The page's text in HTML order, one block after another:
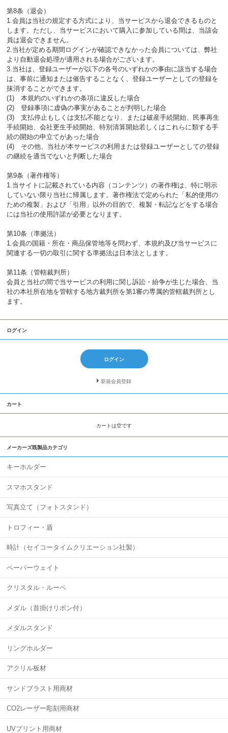
第8条（退会）
1.会員は当社の規定する方式により、当サービスから退会できるものと
します。ただし、当サービスにおいて購入に参加している間は、当該会
員は退会できません。
2.当社が定める期間ログインが確認できなかった会員については、弊社
より自動退会処理が適用される場合がございます。
3.当社は、登録ユーザーが以下の各号のいずれかの事由に該当する場合
は、事前に通知または催告することなく、登録ユーザーとしての登録を
抹消することができます。
(1) 本規約のいずれかの条項に違反した場合
(2) 登録事項に虚偽の事実があることが判明した場合
(3) 支払停止もしくは支払不能となり、または破産手続開始、民事再生
手続開始、会社更生手続開始、特別清算開始若しくはこれらに類する手
続の開始の申立てがあった場合
(4) その他、当社が本サービスの利用または登録ユーザーとしての登録
の継続を適当でないと判断した場合
第9条（著作権等）
1.当サイトに記載されている内容（コンテンツ）の著作権は、特に明示
していない限り当社に帰属します。著作権法で定められた「私的使用の
ための複製」および「引用」以外の目的で、複製・転記などをする場合
には当社の使用許諾が必要となります。
第10条（準拠法）
1.会員の国籍・所在・商品保管地等を問わず、本規約及び当サービスに
関連する一切の取引に関する準拠法は日本法とします。
第11条（管轄裁判所）
会員と当社の間で当サービスの利用に関し訴訟・紛争が生じた場合、当
社の本社所在地を管轄する地方裁判所を第1審の専属的管轄裁判所とし
ます。
ログイン
ログイン
新規会員登録
カート
カートは空です
メーカーズ既製品カテゴリ
キーホルダー
スマホスタンド
写真立て（フォトスタンド）
トロフィー・盾
時計（セイコータイムクリエーション社製）
ペーパーウェイト
クリスタル・ルーペ
メダル（首掛けリボン付）
メダルスタンド
リングホルダー
アクリル板材
サンドブラスト用商材
CO2レーザー彫刻用商材
UVプリント用商材